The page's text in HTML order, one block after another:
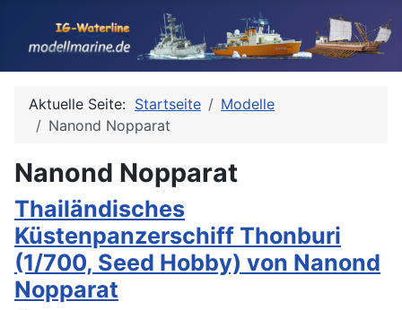
Aktuelle Seite: Startseite
Modelle
Nanond Nopparat
Nanond Nopparat
Thailändisches
Küstenpanzerschiff Thonburi
(1/700, Seed Hobby) von Nanond
Nopparat